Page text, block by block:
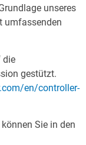
unseres
umfassenden
die
gestützt.
en/controller-
Sie in den